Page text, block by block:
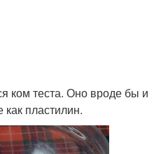
ком теста. Оно вроде бы и
пластилин.